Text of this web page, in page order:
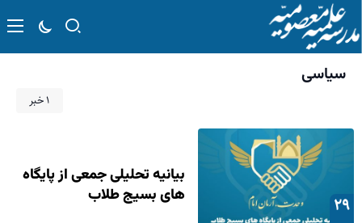
سیاسی
۱ خبر
۲۹
بیانیه تحلیلی جمعی از پایگاه
های بسیج طلاب